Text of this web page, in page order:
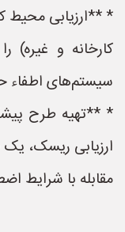
* **ارزیابی محیط
کارخانه و غیره)
سیستم‌های اطفاء
* **تهیه طرح
ارزیابی ریسک،
مقابله با شرایط